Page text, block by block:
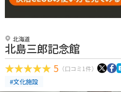
北海道
北島三郎記念館
5 （口コミ1件）
#文化施設